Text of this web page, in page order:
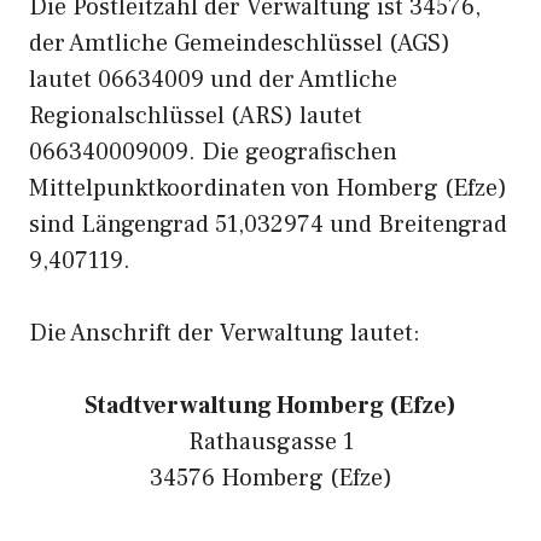
Die Postleitzahl der Verwaltung ist 34576,
der Amtliche Gemeindeschlüssel (AGS)
lautet 06634009 und der Amtliche
Regionalschlüssel (ARS) lautet
066340009009. Die geografischen
Mittelpunktkoordinaten von Homberg (Efze)
sind Längengrad 51,032974 und Breitengrad
9,407119.
Die Anschrift der Verwaltung lautet:
Stadtverwaltung Homberg (Efze)
Rathausgasse 1
34576 Homberg (Efze)